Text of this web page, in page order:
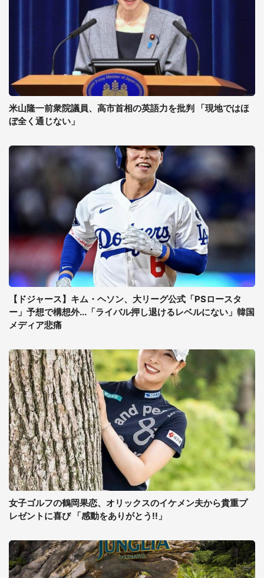
米山隆一前衆院議員、高市首相の英語力を批判 「現地ではほ
ぼ全く通じない」
【ドジャース】キム・ヘソン、大リーグ公式「PSロースタ
ー」予想で構想外...「ライバル押し退けるレベルにない」韓国
メディア悲痛
女子ゴルフの鶴岡果恋、オリックスのイケメン夫から貴重プ
レゼントに喜び 「感動をありがとう!!」